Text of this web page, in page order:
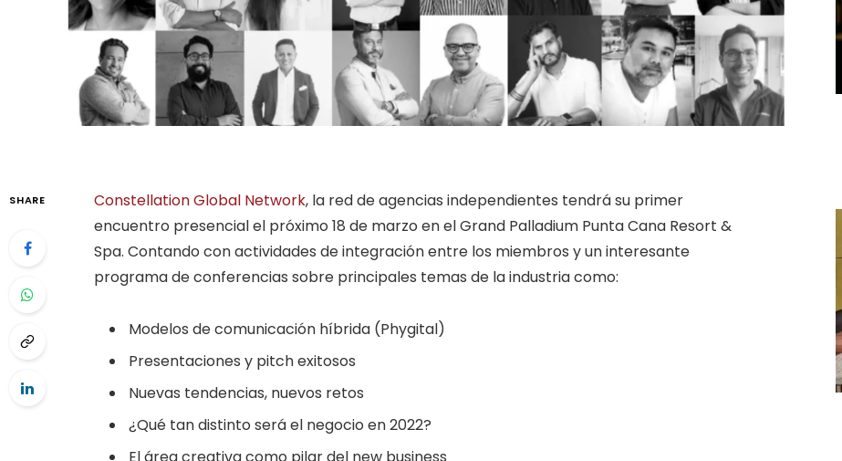
SHARE Constellation Global Network, la red de agencias independientes tendrá su primer
encuentro presencial el próximo 18 de marzo en el Grand Palladium Punta Cana Resort &
Spa. Contando con actividades de integración entre los miembros y un interesante
programa de conferencias sobre principales temas de la industria como:
Modelos de comunicación híbrida (Phygital)
Presentaciones y pitch exitosos
Nuevas tendencias, nuevos retos
¿Qué tan distinto será el negocio en 2022?